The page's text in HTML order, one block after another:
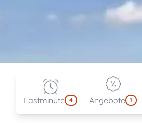
Lastminute 4 Angebote 1